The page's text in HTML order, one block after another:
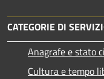
CATEGORIE DI
Anagrafe e stato
Cultura e tempo